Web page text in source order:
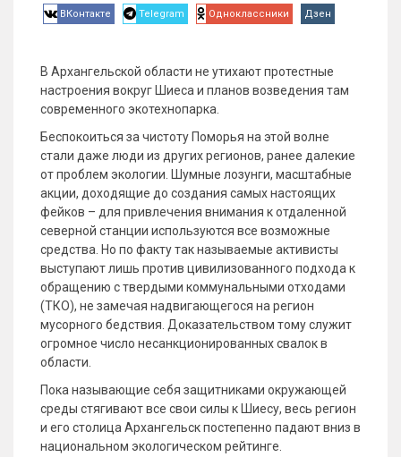
ВКонтакте Telegram Одноклассники Дзен
В Архангельской области не утихают протестные
настроения вокруг Шиеса и планов возведения там
современного экотехнопарка.
Беспокоиться за чистоту Поморья на этой волне
стали даже люди из других регионов, ранее далекие
от проблем экологии. Шумные лозунги, масштабные
акции, доходящие до создания самых настоящих
фейков – для привлечения внимания к отдаленной
северной станции используются все возможные
средства. Но по факту так называемые активисты
выступают лишь против цивилизованного подхода к
обращению с твердыми коммунальными отходами
(ТКО), не замечая надвигающегося на регион
мусорного бедствия. Доказательством тому служит
огромное число несанкционированных свалок в
области.
Пока называющие себя защитниками окружающей
среды стягивают все свои силы к Шиесу, весь регион
и его столица Архангельск постепенно падают вниз в
национальном экологическом рейтинге.